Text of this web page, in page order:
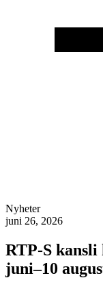
Nyheter
juni 26, 2026
RTP-S kansli
juni–10